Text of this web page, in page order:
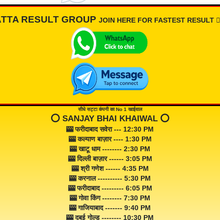
RESULT GROUP JOIN HERE FOR FASTEST RESULT
सीधे सट्टा कंपनी का No 1 खाईवाल
⭕️ SANJAY BHAI KHAIWAL ⭕️
🎰 फरीदाबाद सवेरा --- 12:30 PM
🎰 कल्याण बाज़ार ---- 1:30 PM
🎰 खाटू धाम -------- 2:30 PM
🎰 दिल्ली बाज़ार ------ 3:05 PM
🎰 श्री गणेश ------ 4:35 PM
🎰 करनाल ---------- 5:30 PM
🎰 फरीदाबाद --------- 6:05 PM
🎰 गोवा किंग -------- 7:30 PM
🎰 गाजियाबाद ------- 9:40 PM
🎰 दुबई गोल्ड -------- 10:30 PM